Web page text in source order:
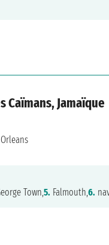
Caïmans, Jamaïque
Town,5. Falmouth,6.